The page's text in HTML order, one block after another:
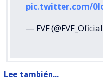
pic.twitter.com/
— FVF
Lee también...